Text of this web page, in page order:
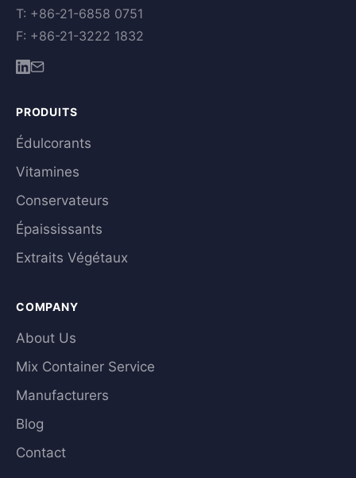
T: +86-21-6858 0751
F: +86-21-3222 1832
PRODUITS
Édulcorants
Vitamines
Conservateurs
Épaississants
Extraits Végétaux
COMPANY
About Us
Mix Container Service
Manufacturers
Blog
Contact